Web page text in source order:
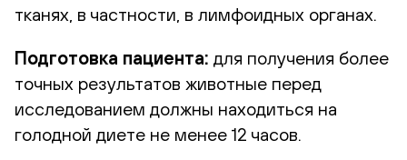
тканях, в частности, в лимфоидных органах.
Подготовка пациента: для получения более
точных результатов животные перед
исследованием должны находиться на
голодной диете не менее 12 часов.